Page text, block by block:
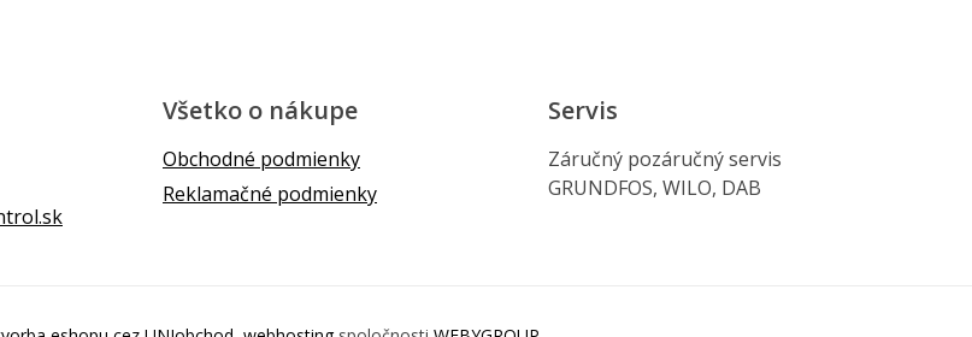
Všetko o nákupe
Obchodné podmienky
Reklamačné podmienky
Servis
Záručný pozáručný servis
GRUNDFOS, WILO, DAB